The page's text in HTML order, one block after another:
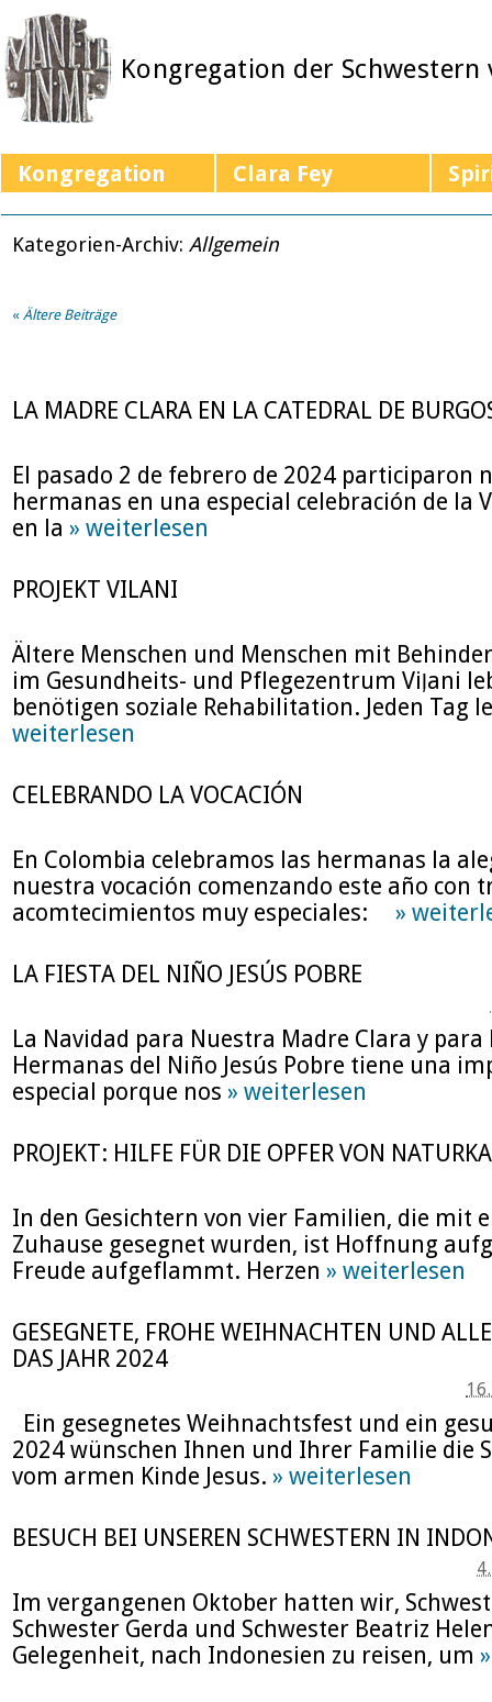
Kongregation Clara Fey
Kongregation der Schwestern
Kategorien-Archiv: Allgemein
« Ältere Beiträge
LA MADRE CLARA EN LA CATEDRAL DE
El pasado 2 de febrero de 2024 participaron
hermanas en una especial celebración de la
en la » weiterlesen
PROJEKT VILANI
Ältere Menschen und Menschen mit
im Gesundheits- und Pflegezentrum Viļani
benötigen soziale Rehabilitation. Jeden Tag
weiterlesen
CELEBRANDO LA VOCACIÓN
En Colombia celebramos las hermanas la
nuestra vocación comenzando este año con
acomtecimientos muy especiales: »
LA FIESTA DEL NIÑO JESÚS POBRE
La Navidad para Nuestra Madre Clara y para
Hermanas del Niño Jesús Pobre tiene una
especial porque nos » weiterlesen
PROJEKT: HILFE FÜR DIE OPFER VON
In den Gesichtern von vier Familien, die mit
Zuhause gesegnet wurden, ist Hoffnung
Freude aufgeflammt. Herzen » weiterlesen
GESEGNETE, FROHE WEIHNACHTEN UND
DAS JAHR 2024
Ein gesegnetes Weihnachtsfest und ein
2024 wünschen Ihnen und Ihrer Familie die
vom armen Kinde Jesus. » weiterlesen
BESUCH BEI UNSEREN SCHWESTERN IN
Im vergangenen Oktober hatten wir,
Schwester Gerda und Schwester Beatriz
Gelegenheit, nach Indonesien zu reisen, um